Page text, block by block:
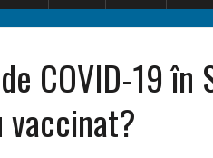
COVID-19 în
vaccinat?